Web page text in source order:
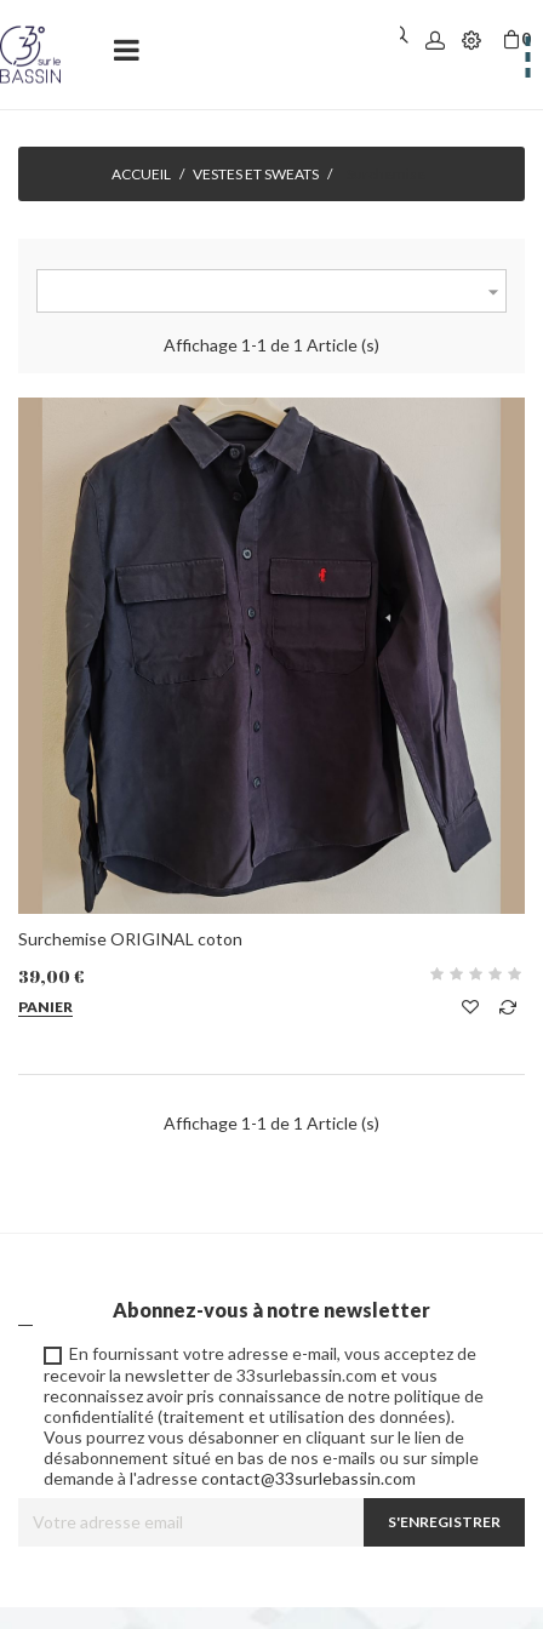
0
ACCUEIL VESTES ET SWEATS

Affichage 1-1 de 1 Article (s)
Surchemise ORIGINAL coton
39,00 €
PANIER
Affichage 1-1 de 1 Article (s)
Abonnez-vous à notre newsletter
En fournissant votre adresse e-mail, vous acceptez de
recevoir la newsletter de 33surlebassin.com et vous
reconnaissez avoir pris connaissance de notre politique de
confidentialité (traitement et utilisation des données).
Vous pourrez vous désabonner en cliquant sur le lien de
désabonnement situé en bas de nos e-mails ou sur simple
demande à l'adressecontact@33surlebassin.com
S'ENREGISTRER